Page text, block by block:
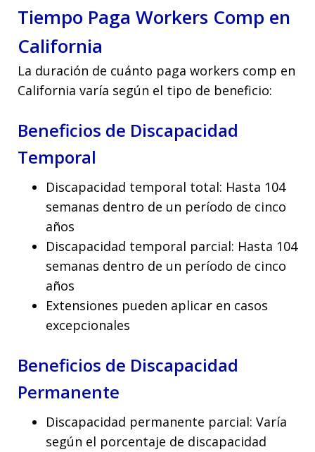
Tiempo Paga Workers Comp en
California
La duración de cuánto paga workers comp en
California varía según el tipo de beneficio:
Beneficios de Discapacidad
Temporal
Discapacidad temporal total: Hasta 104
semanas dentro de un período de cinco
años
Discapacidad temporal parcial: Hasta 104
semanas dentro de un período de cinco
años
Extensiones pueden aplicar en casos
excepcionales
Beneficios de Discapacidad
Permanente
Discapacidad permanente parcial: Varía
según el porcentaje de discapacidad